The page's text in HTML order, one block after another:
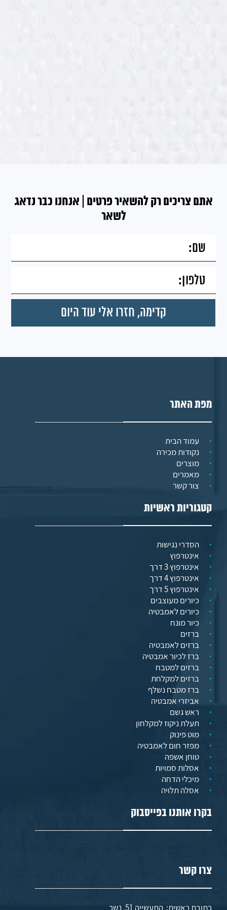
אתם צריכים רק להשאיר פרטים | אנחנו כבר נדאג
לשאר
מפת האתר
עמוד הבית
נקודות מכירה
מוצרים
מאמרים
צור קשר
קטגוריות ראשיות
הסדרי נגישות
אינטרפוץ
אינטרפוץ 3 דרך
אינטרפוץ 4 דרך
אינטרפוץ 5 דרך
כיורים מעוצבים
כיורים לאמבטיה
כיור מונח
ברזים
ברזים לאמבטיה
ברז לכיור אמבטיה
ברזים למטבח
ברזים למקלחת
ברז מטבח נשלף
אביזרי אמבטיה
ראש גשם
תעלת ניקוז למקלחון
מוט פינוק
מפזר חום לאמבטיה
טוחן אשפה
אסלות סמויות
מיכלי הדחה
אסלה תלויה
בקרו אותנו בפייסבוק
צרו קשר
כתובת ראשית: התעשייה 51, נשר